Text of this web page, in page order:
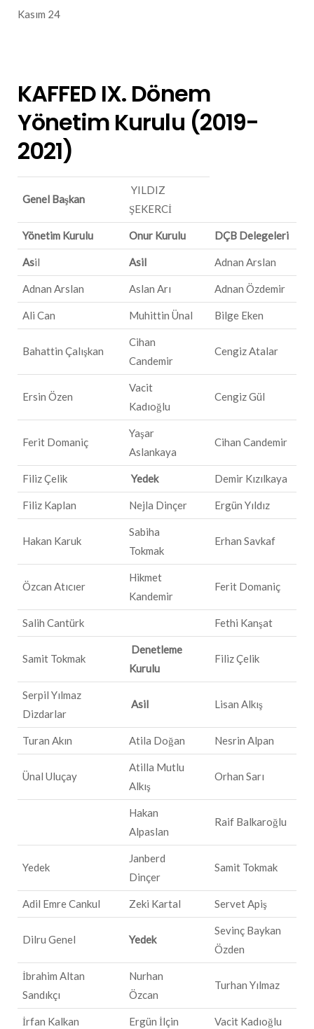
Kasım 24
KAFFED IX. Dönem
Yönetim Kurulu (2019-
2021)
Genel Başkan
YILDIZ
ŞEKERCİ
Yönetim Kurulu Onur Kurulu DÇB Delegeleri
Asil Asil Adnan Arslan
Adnan Arslan Aslan Arı Adnan Özdemir
Ali Can Muhittin Ünal Bilge Eken
Bahattin Çalışkan
Cihan
Candemir
Cengiz Atalar
Ersin Özen
Vacit
Kadıoğlu
Cengiz Gül
Ferit Domaniç
Yaşar
Aslankaya
Cihan Candemir
Filiz Çelik Yedek Demir Kızılkaya
Filiz Kaplan Nejla Dinçer Ergün Yıldız
Hakan Karuk
Sabiha
Tokmak
Erhan Savkaf
Özcan Atıcıer
Hikmet
Kandemir
Ferit Domaniç
Salih Cantürk Fethi Kanşat
Samit Tokmak
Denetleme
Kurulu
Filiz Çelik
Serpil Yılmaz
Dizdarlar
Asil Lisan Alkış
Turan Akın Atila Doğan Nesrin Alpan
Ünal Uluçay
Atilla Mutlu
Alkış
Orhan Sarı
Hakan
Alpaslan
Raif Balkaroğlu
Yedek
Janberd
Dinçer
Samit Tokmak
Adil Emre Cankul Zeki Kartal Servet Apiş
Dilru Genel Yedek
Sevinç Baykan
Özden
İbrahim Altan
Sandıkçı
Nurhan
Özcan
Turhan Yılmaz
İrfan Kalkan Ergün İlçin Vacit Kadıoğlu